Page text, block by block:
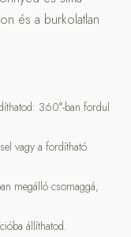
és a burkolatlan
360°-ban fordul
vagy a fordítható
megálló csomaggá,
állíthatod.